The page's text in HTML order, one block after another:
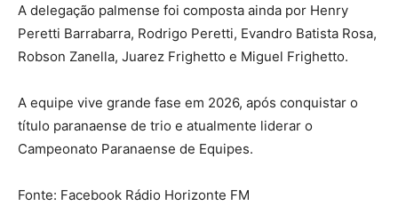
A delegação palmense foi composta ainda por Henry
Peretti Barrabarra, Rodrigo Peretti, Evandro Batista Rosa,
Robson Zanella, Juarez Frighetto e Miguel Frighetto.
A equipe vive grande fase em 2026, após conquistar o
título paranaense de trio e atualmente liderar o
Campeonato Paranaense de Equipes.
Fonte: Facebook Rádio Horizonte FM